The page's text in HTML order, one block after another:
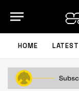
HOME LATEST